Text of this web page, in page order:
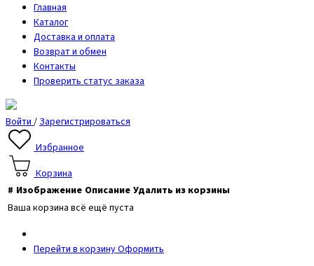
Главная
Каталог
Доставка и оплата
Возврат и обмен
Контакты
Проверить статус заказа
Войти/Зарегистрироваться
Избранное
Корзина
# Изображение Описание Удалить из корзины
Ваша корзина всё ещё пуста
Перейти в корзинуОформить